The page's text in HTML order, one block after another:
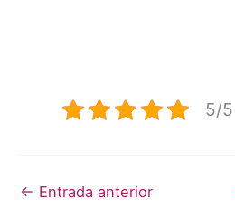
5/
← Entrada anterior